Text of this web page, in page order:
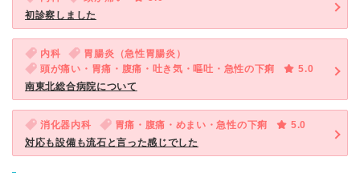
初診察しました
内科
胃腸炎（急性胃腸炎）
頭が痛い・胃痛・腹痛・吐き気・嘔吐・急性の下痢
5.0
南東北総合病院について
消化器内科 胃痛・腹痛・めまい・急性の下痢
5.0
対応も設備も流石と言った感じでした